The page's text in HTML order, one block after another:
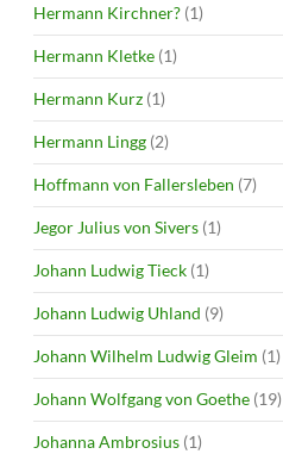
Hermann Kirchner? (1)
Hermann Kletke (1)
Hermann Kurz (1)
Hermann Lingg (2)
Hoffmann von Fallersleben (7)
Jegor Julius von Sivers (1)
Johann Ludwig Tieck (1)
Johann Ludwig Uhland (9)
Johann Wilhelm Ludwig Gleim (1)
Johann Wolfgang von Goethe (19)
Johanna Ambrosius (1)